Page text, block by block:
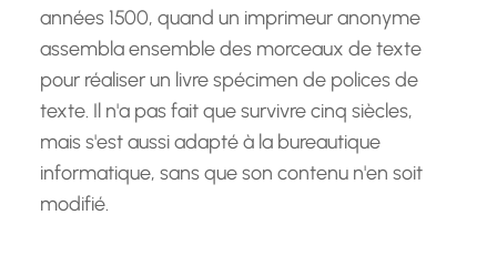
années 1500, quand un imprimeur anonyme
assembla ensemble des morceaux de texte
pour réaliser un livre spécimen de polices de
texte. Il n'a pas fait que survivre cinq siècles,
mais s'est aussi adapté à la bureautique
informatique, sans que son contenu n'en soit
modifié.